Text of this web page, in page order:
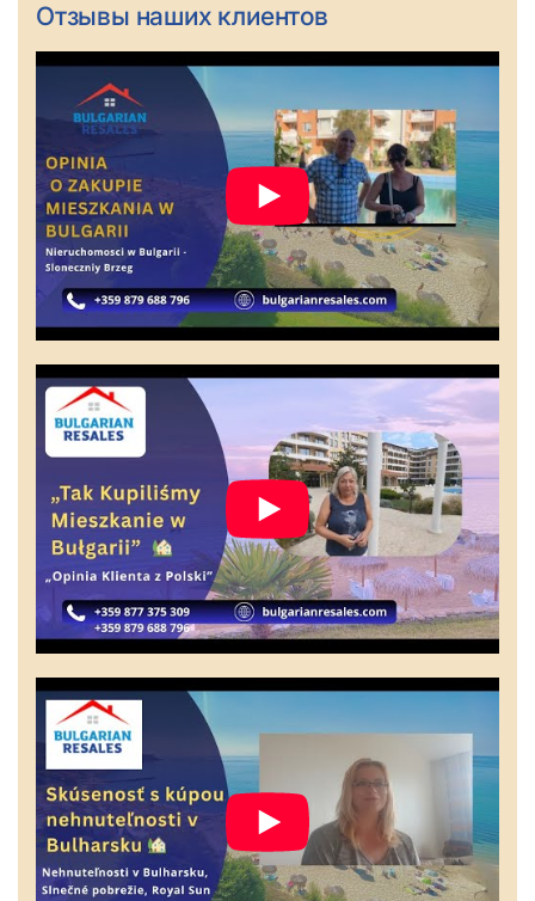
Отзывы наших клиентов